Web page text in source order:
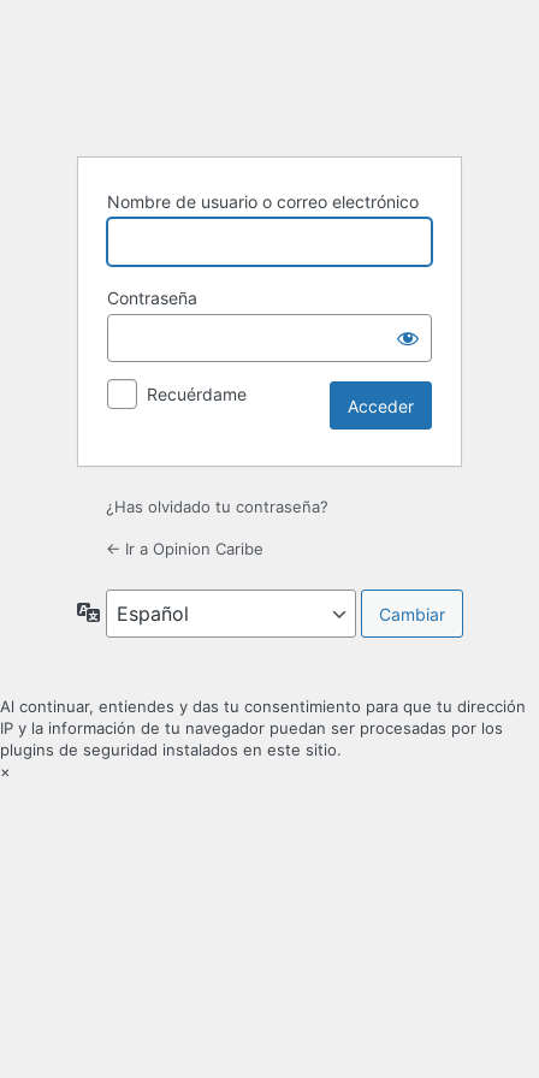
Nombre de usuario o correo electrónico
Contraseña
Recuérdame
¿Has olvidado tu contraseña?
← Ir a Opinion Caribe
Idioma
Al continuar, entiendes y das tu consentimiento para que tu dirección
IP y la información de tu navegador puedan ser procesadas por los
plugins de seguridad instalados en este sitio.
×